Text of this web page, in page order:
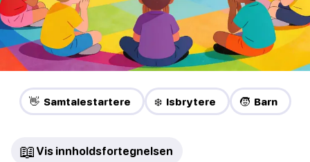
👋 Samtalestartere ❄️ Isbrytere 🧒 Barn
📖 Vis innholdsfortegnelsen